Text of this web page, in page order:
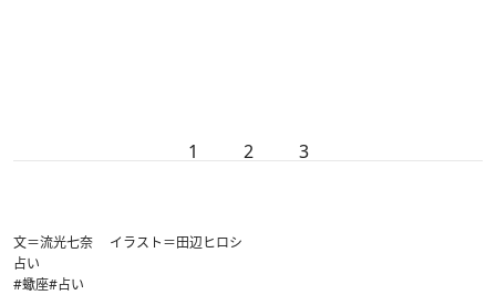
1 2 3
文＝流光七奈 イラスト＝田辺ヒロシ
占い
#蠍座#占い